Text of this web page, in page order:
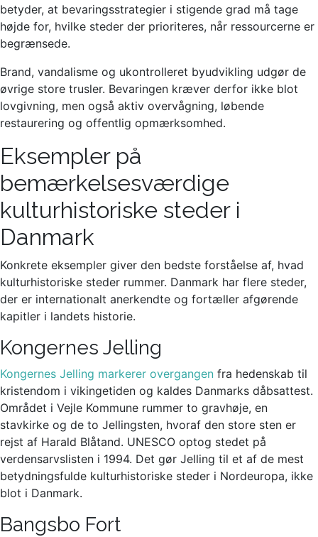
betyder, at bevaringsstrategier i stigende grad må tage
højde for, hvilke steder der prioriteres, når ressourcerne er
begrænsede.
Brand, vandalisme og ukontrolleret byudvikling udgør de
øvrige store trusler. Bevaringen kræver derfor ikke blot
lovgivning, men også aktiv overvågning, løbende
restaurering og offentlig opmærksomhed.
Eksempler på
bemærkelsesværdige
kulturhistoriske steder i
Danmark
Konkrete eksempler giver den bedste forståelse af, hvad
kulturhistoriske steder rummer. Danmark har flere steder,
der er internationalt anerkendte og fortæller afgørende
kapitler i landets historie.
Kongernes Jelling
Kongernes Jelling markerer overgangen fra hedenskab til
kristendom i vikingetiden og kaldes Danmarks dåbsattest.
Området i Vejle Kommune rummer to gravhøje, en
stavkirke og de to Jellingsten, hvoraf den store sten er
rejst af Harald Blåtand. UNESCO optog stedet på
verdensarvslisten i 1994. Det gør Jelling til et af de mest
betydningsfulde kulturhistoriske steder i Nordeuropa, ikke
blot i Danmark.
Bangsbo Fort